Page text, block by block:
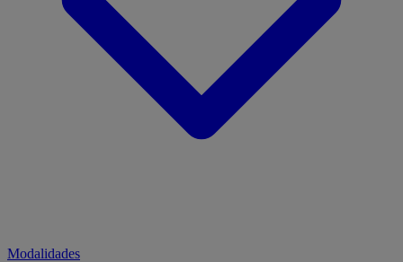
Modalidades